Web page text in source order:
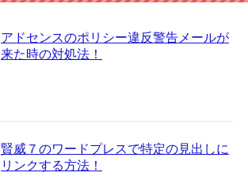
アドセンスのポリシー違反警告メールが
来た時の対処法！
賢威７のワードプレスで特定の見出しに
リンクする方法！